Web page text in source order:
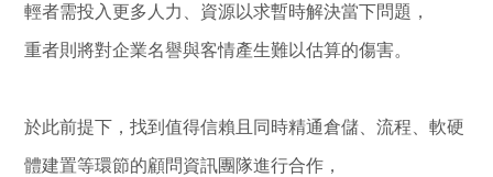
輕者需投入更多人力、資源以求暫時解決當下問題，
重者則將對企業名譽與客情產生難以估算的傷害。
於此前提下，找到值得信賴且同時精通倉儲、流程、軟硬
體建置等環節的顧問資訊團隊進行合作，